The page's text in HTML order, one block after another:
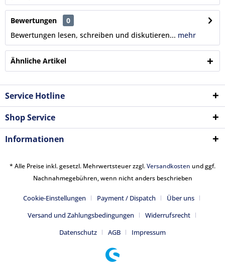
Bewertungen
0
Bewertungen lesen, schreiben und diskutieren... mehr
Ähnliche Artikel
Service Hotline
Shop Service
Informationen
* Alle Preise inkl. gesetzl. Mehrwertsteuer zzgl.Versandkosten und ggf.
Nachnahmegebühren, wenn nicht anders beschrieben
Cookie-Einstellungen Payment / Dispatch
Über uns
Versand und Zahlungsbedingungen
Widerrufsrecht
Datenschutz
AGB Impressum